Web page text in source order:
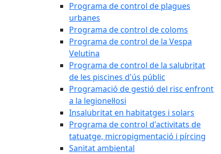
Programa de control de plagues
urbanes
Programa de control de coloms
Programa de control de la Vespa
Velutina
Programa de control de la salubritat
de les piscines d'ús públic
Programació de gestió del risc enfront
a la legionel·losi
Insalubritat en habitatges i solars
Programa de control d'activitats de
tatuatge, micropigmentació i pírcing
Sanitat ambiental